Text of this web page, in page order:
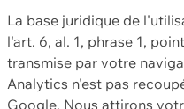
La base juridique de
l'art. 6, al. 1, phrase 1,
transmise par votre
Analytics n'est pas
Google. Nous attirons